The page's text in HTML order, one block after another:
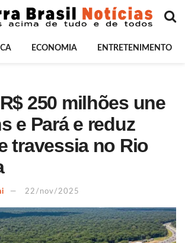
ECONOMIA ENTRETENIMENTO
250 milhões une
e Pará e reduz
travessia no Rio
22/nov/2025